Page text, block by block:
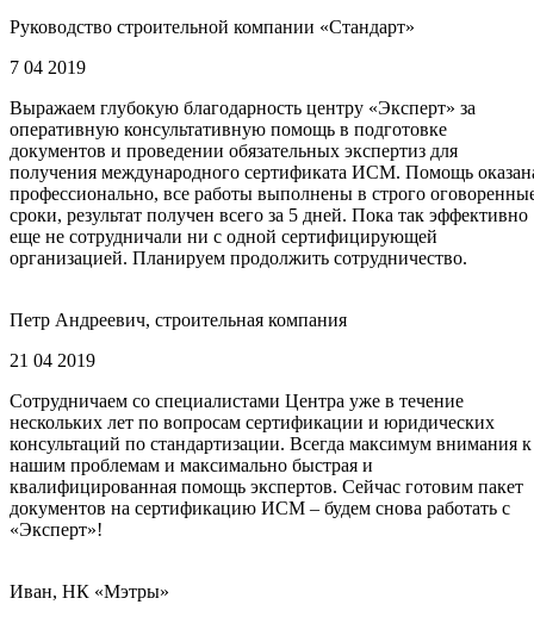
Руководство строительной компании «Стандарт»
7 04 2019
Выражаем глубокую благодарность центру «Эксперт» за
оперативную консультативную помощь в подготовке
документов и проведении обязательных экспертиз для
получения международного сертификата ИСМ. Помощь
профессионально, все работы выполнены в строго
сроки, результат получен всего за 5 дней. Пока так эффективно
еще не сотрудничали ни с одной сертифицирующей
организацией. Планируем продолжить сотрудничество.
Петр Андреевич, строительная компания
21 04 2019
Сотрудничаем со специалистами Центра уже в течение
нескольких лет по вопросам сертификации и юридических
консультаций по стандартизации. Всегда максимум внимания к
нашим проблемам и максимально быстрая и
квалифицированная помощь экспертов. Сейчас готовим пакет
документов на сертификацию ИСМ – будем снова работать с
«Эксперт»!
Иван, НК «Мэтры»